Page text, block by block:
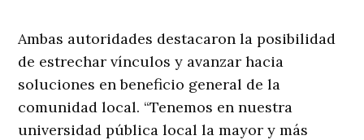
Ambas autoridades destacaron la posibilidad
de estrechar vínculos y avanzar hacia
soluciones en beneficio general de la
comunidad local. “Tenemos en nuestra
universidad pública local la mayor y más